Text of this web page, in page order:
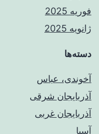
فوریه 2025
ژانویه 2025
دسته‌ها
آخوندی، عباس
آذربایجان شرقی
آذربایجان غربی
آسیا